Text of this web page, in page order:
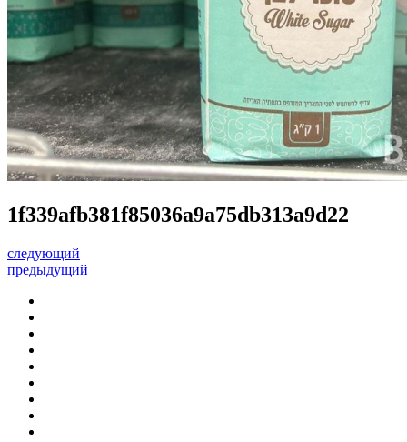
1f339afb381f85036a9a75db313a9d22
следующий
предыдущий